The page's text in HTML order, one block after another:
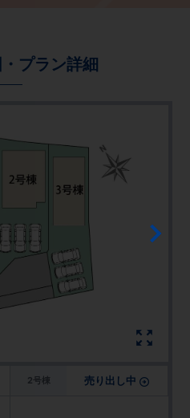
プラン詳細
2号棟 売り出し中